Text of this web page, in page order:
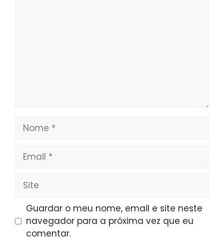
Nome
Email
Site
Guardar o meu nome, email e site neste
navegador para a próxima vez que eu
comentar.